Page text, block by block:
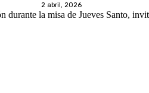
2 abril, 2026
la misa de Jueves Santo,